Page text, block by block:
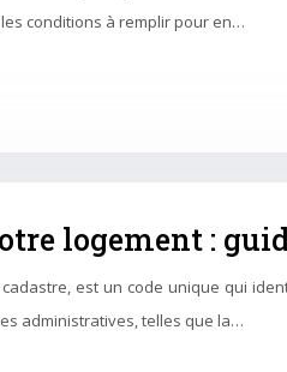
conditions à remplir pour en…
logement :
est un code unique qui
administratives, telles que la…